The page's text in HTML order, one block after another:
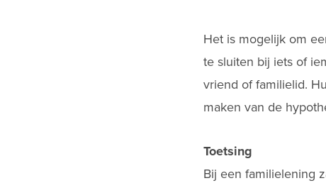
Het is mogelijk om
te sluiten bij iets of
vriend of familielid.
maken van de
Toetsing
Bij een familielening